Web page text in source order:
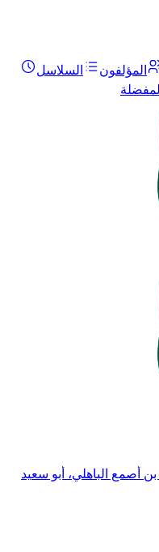
المؤلفون
السلاسل
أصمع الباهلي، أبو سعيد